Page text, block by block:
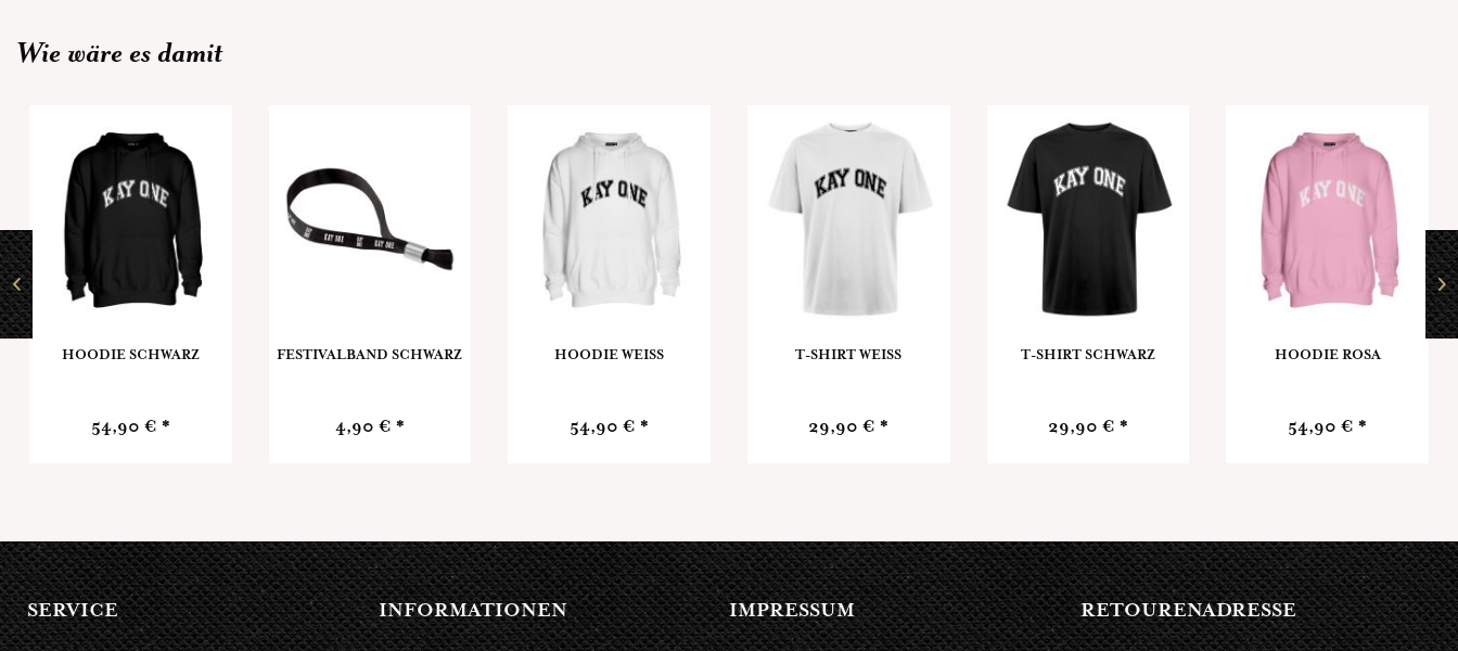
Wie wäre es damit
HOODIE SCHWARZ
54,90 € *
FESTIVALBAND SCHWARZ
4,90 € *
HOODIE WEISS
54,90 € *
T-SHIRT WEISS
29,90 € *
T-SHIRT SCHWARZ
29,90 € *
HOODIE ROSA
54,90 € *
SERVICE INFORMATIONEN IMPRESSUM RETOURENADRESSE